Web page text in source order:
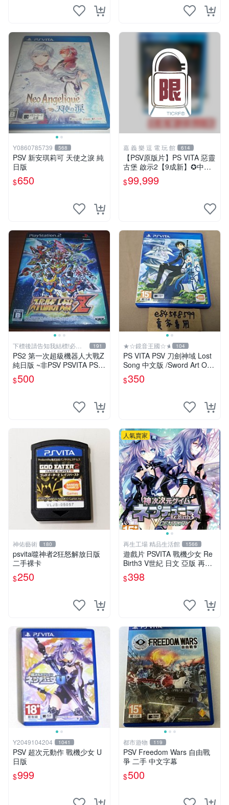
Y0860785739 568
PSV 新安琪莉可 天使之淚 純
日版
$650
嘉 義 樂 逗 電 玩 館 614
【PSV原版片】PS VITA 惡靈
古堡 啟示2【9成新】✪中文
亞版 中古二手✪嘉義樂逗電
玩館
$99,999
下標後請告知我結標!必看
關於我
191
PS2 第一次超級機器人大戰Z
純日版 ~非PSV PSVITA PS3
天獄篇 時獄篇 第三次
$500
★☆鏡音王國☆★ 104
PS VITA PSV 刀劍神域 Lost
Song 中文版 /Sword Art Onli
ne SAO
$350
神佑藝術 180
psvita噬神者2狂怒解放日版
二手裸卡
$250
人氣賣家
再生工場 精品生活館 1566
遊戲片 PSVITA 戰機少女 Re
Birth3 V世紀 日文 亞版 再生
工場 01
$398
Y2049104204 1041
PSV 超次元動作 戰機少女 U
日版
$999
都市遊物 119
PSV Freedom Wars 自由戰
爭 二手 中文字幕
$500